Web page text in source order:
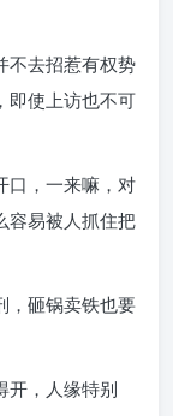
不去招惹有权势
即使上访也不可
口，一来嘛，对
容易被人抓住把
，砸锅卖铁也要
开，人缘特别